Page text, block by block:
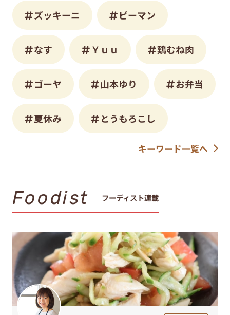
ズッキーニ ピーマン
なす Ｙｕｕ 鶏むね肉
ゴーヤ 山本ゆり お弁当
夏休み とうもろこし
キーワード一覧へ
Foodist フーディスト連載